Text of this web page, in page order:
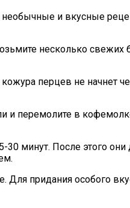
и вкусные
несколько
перцев не начнет
и перемолите в
минут. После этого
придания особого